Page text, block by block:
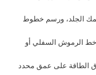
الجلد، ورسم خطوط
3-4 ملم في خط الرموش السفلي أو
الطاقة على عمق محدد